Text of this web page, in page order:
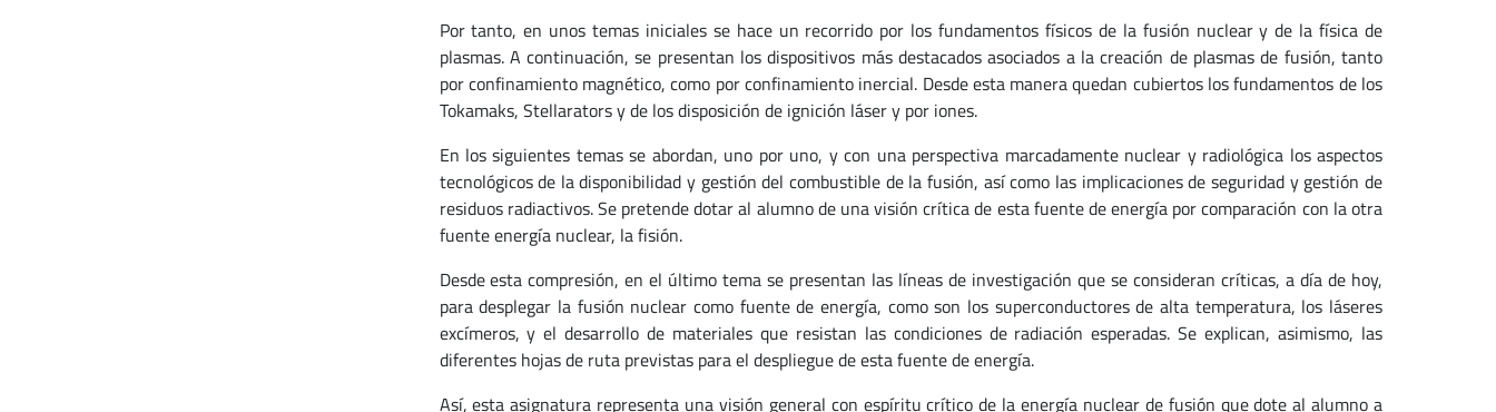
Por tanto, en unos temas iniciales se hace un recorrido por los fundamentos físicos de la fusión nuclear y de la física de
plasmas. A continuación, se presentan los dispositivos más destacados asociados a la creación de plasmas de fusión, tanto
por confinamiento magnético, como por confinamiento inercial. Desde esta manera quedan cubiertos los fundamentos de los
Tokamaks, Stellarators y de los disposición de ignición láser y por iones.
En los siguientes temas se abordan, uno por uno, y con una perspectiva marcadamente nuclear y radiológica los aspectos
tecnológicos de la disponibilidad y gestión del combustible de la fusión, así como las implicaciones de seguridad y gestión de
residuos radiactivos. Se pretende dotar al alumno de una visión crítica de esta fuente de energía por comparación con la otra
fuente energía nuclear, la fisión.
Desde esta compresión, en el último tema se presentan las líneas de investigación que se consideran críticas, a día de hoy,
para desplegar la fusión nuclear como fuente de energía, como son los superconductores de alta temperatura, los láseres
excímeros, y el desarrollo de materiales que resistan las condiciones de radiación esperadas. Se explican, asimismo, las
diferentes hojas de ruta previstas para el despliegue de esta fuente de energía.
Así, esta asignatura representa una visión general con espíritu crítico de la energía nuclear de fusión que dote al alumno a